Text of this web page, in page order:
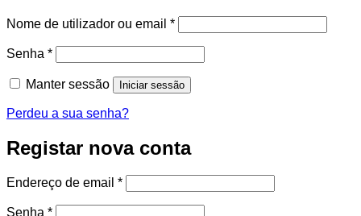
Nome de utilizador ou email *Obrigatório
Senha *Obrigatório
Manter sessão Iniciar sessão
Perdeu a sua senha?
Registar nova conta
Endereço de email *Obrigatório
Senha *Obrigatório